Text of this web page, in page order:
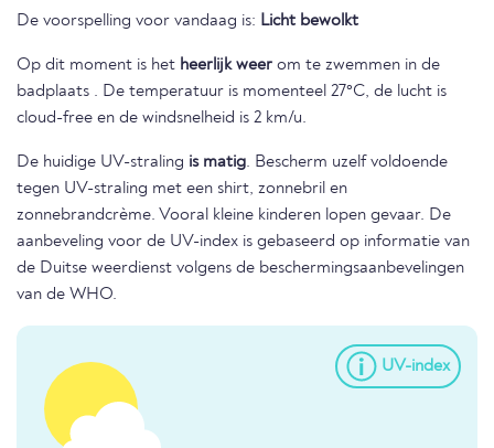
De voorspelling voor vandaag is: Licht bewolkt
Op dit moment is het heerlijk weer om te zwemmen in de
badplaats . De temperatuur is momenteel 27°C, de lucht is
cloud-free en de windsnelheid is 2 km/u.
De huidige UV-straling is matig. Bescherm uzelf voldoende
tegen UV-straling met een shirt, zonnebril en
zonnebrandcrème. Vooral kleine kinderen lopen gevaar. De
aanbeveling voor de UV-index is gebaseerd op informatie van
de Duitse weerdienst volgens de beschermingsaanbevelingen
van de WHO.
UV-index